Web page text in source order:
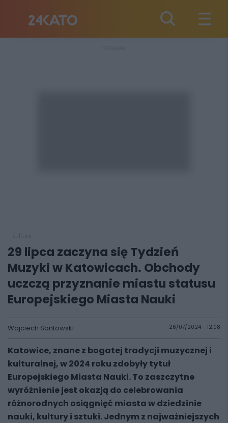
29 lipca zaczyna się Tydzień
Muzyki w Katowicach. Obchody
uczczą przyznanie miastu statusu
Europejskiego Miasta Nauki
Wojciech Sontowski 26/07/2024 - 12:08
Katowice, znane z bogatej tradycji muzycznej i
kulturalnej, w 2024 roku zdobyły tytuł
Europejskiego Miasta Nauki. To zaszczytne
wyróżnienie jest okazją do celebrowania
różnorodnych osiągnięć miasta w dziedzinie
nauki, kultury i sztuki. Jednym z najważniejszych